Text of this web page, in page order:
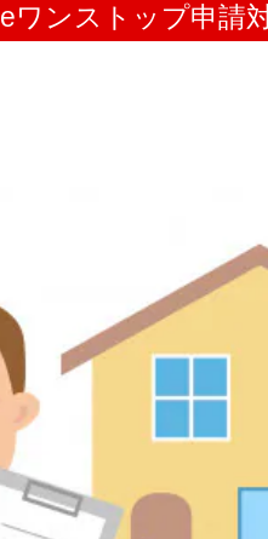
ワンストップ申請